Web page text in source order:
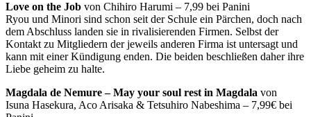
Love on the Job von Chihiro Harumi – 7,99 bei Panini
Ryou und Minori sind schon seit der Schule ein Pärchen, doch nach
dem Abschluss landen sie in rivalisierenden Firmen. Selbst der
Kontakt zu Mitgliedern der jeweils anderen Firma ist untersagt und
kann mit einer Kündigung enden. Die beiden beschließen daher ihre
Liebe geheim zu halte.
Magdala de Nemure – May your soul rest in Magdala von
Isuna Hasekura, Aco Arisaka & Tetsuhiro Nabeshima – 7,99€ bei